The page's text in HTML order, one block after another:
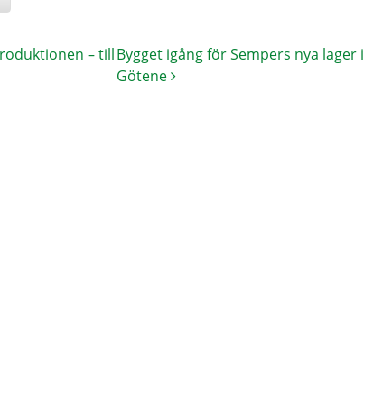
– tillBygget igång för Sempers nya lager i
Götene